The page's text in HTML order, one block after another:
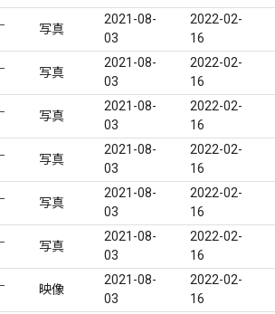
写真
2021-08-
03
2022-02-
16
写真
2021-08-
03
2022-02-
16
写真
2021-08-
03
2022-02-
16
写真
2021-08-
03
2022-02-
16
写真
2021-08-
03
2022-02-
16
写真
2021-08-
03
2022-02-
16
映像
2021-08-
03
2022-02-
16